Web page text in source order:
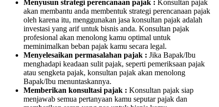
Menyusun strategi perencanaan pajak : Konsultan pajak
akan membantu anda membentuk strategi perencanaan pajak
oleh karena itu, menggunakan jasa konsultan pajak adalah
investasi yang arif untuk bisnis anda. Konsultan pajak
profesional akan menolong kamu optimal untuk
meminimalkan beban pajak kamu secara legal.
Menyelesaikan permasalahan pajak : Jika Bapak/Ibu
menghadapi keadaan sulit pajak, seperti pemeriksaan pajak
atau sengketa pajak, konsultan pajak akan menolong
Bapak/Ibu menuntaskannya.
Memberikan konsultasi pajak : Konsultan pajak siap
menjawab semua pertanyaan kamu seputar pajak dan